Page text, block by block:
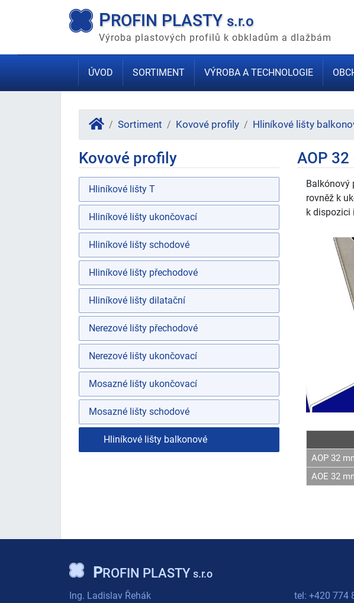
PROFIN PLASTY s.r.o
Výroba plastových profilů k obkladům a dlažbám
ÚVOD SORTIMENT VÝROBA A TECHNOLOGIE
Sortiment Kovové profily Hliníkové lišty
Kovové profily
Hliníkové lišty T
Hliníkové lišty ukončovací
Hliníkové lišty schodové
Hliníkové lišty přechodové
Hliníkové lišty dilatační
Nerezové lišty přechodové
Nerezové lišty ukončovací
Mosazné lišty ukončovací
Mosazné lišty schodové
Hliníkové lišty balkonové
AOP 32
Balkónový
rovněž k
k dispozici
AOP 32
AOE 32
PROFIN PLASTY s.r.o
Ing. Ladislav Řehák
tel: +420 774